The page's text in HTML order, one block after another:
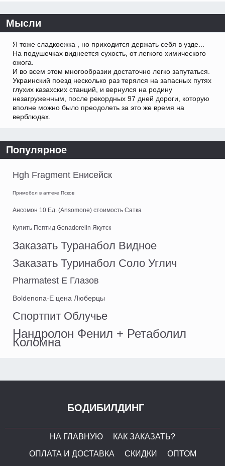
Мысли
Я тоже сладкоежка , но приходится держать себя в узде...
На подушечках виднеется сухость, от легкого химического
ожога.
И во всем этом многообразии достаточно легко запутаться.
Украинский поезд несколько раз терялся на запасных путях
глухих казахских станций, и вернулся на родину
незагруженным, после рекордных 97 дней дороги, которую
вполне можно было преодолеть за это же время на
верблюдах.
Популярное
Hgh Fragment Енисейск
Примобол в аптеке Псков
Ансомон 10 Ед. (Ansomone) стоимость Сатка
Купить Пептид Gonadorelin Якутск
Заказать Туранабол Видное
Заказать Туринабол Соло Углич
Pharmatest E Глазов
Boldenona-E цена Люберцы
Спортпит Облучье
Нандролон Фенил + Ретаболил
Коломна
БОДИБИЛДИНГ
НА ГЛАВНУЮ
КАК ЗАКАЗАТЬ?
ОПЛАТА И ДОСТАВКА
СКИДКИ ОПТОМ